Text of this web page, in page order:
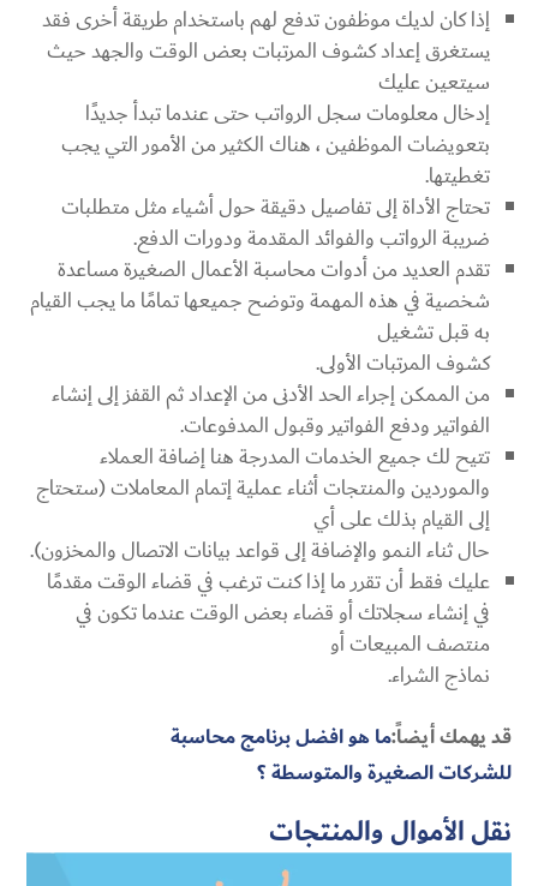
إذا كان لديك موظفون تدفع لهم باستخدام طريقة أخرى فقد
يستغرق إعداد كشوف المرتبات بعض الوقت والجهد حيث
سيتعين عليك
إدخال معلومات سجل الرواتب حتى عندما تبدأ جديدًا
بتعويضات الموظفين ، هناك الكثير من الأمور التي يجب
تغطيتها.
تحتاج الأداة إلى تفاصيل دقيقة حول أشياء مثل متطلبات
ضريبة الرواتب والفوائد المقدمة ودورات الدفع.
تقدم العديد من أدوات محاسبة الأعمال الصغيرة مساعدة
شخصية في هذه المهمة وتوضح جميعها تمامًا ما يجب القيام
به قبل تشغيل
كشوف المرتبات الأولى.
من الممكن إجراء الحد الأدنى من الإعداد ثم القفز إلى إنشاء
الفواتير ودفع الفواتير وقبول المدفوعات.
تتيح لك جميع الخدمات المدرجة هنا إضافة العملاء
والموردين والمنتجات أثناء عملية إتمام المعاملات (ستحتاج
إلى القيام بذلك على أي
حال ثناء النمو والإضافة إلى قواعد بيانات الاتصال والمخزون).
عليك فقط أن تقرر ما إذا كنت ترغب في قضاء الوقت مقدمًا
في إنشاء سجلاتك أو قضاء بعض الوقت عندما تكون في
منتصف المبيعات أو
نماذج الشراء.
قد يهمك أيضاً:ما هو افضل برنامج محاسبة
للشركات الصغيرة والمتوسطة ؟
نقل الأموال والمنتجات